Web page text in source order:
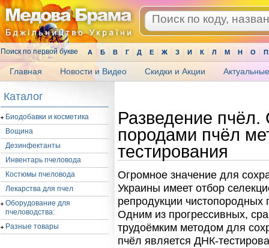
Поиск по первой букве А Б В Г Д Е Ж З И К Л М Н О П
Главная Новости и Видео Скидки и Акции
Каталог
Биодобавки и косметика
Вощина
Дезинфектанты
Инвентарь пчеловода
Костюмы пчеловода
Лекарства для пчел
Оборудование для
пчеловодства:
Разные товары
Разведение пчёл.
породами пчёл
тестирования
Огромное значение для
Украины имеет отбор
репродукции чистопородных
Одним из прогрессивных,
трудоёмким методом для
пчёл является ДНК-